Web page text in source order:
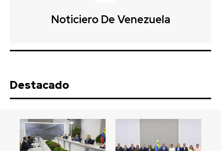
Noticiero De Venezuela
Destacado